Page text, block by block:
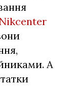
А